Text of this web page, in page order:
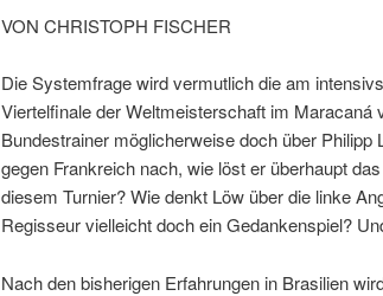
VON CHRISTOPH FISCHER
Die Systemfrage wird vermutlich die am
Viertelfinale der Weltmeisterschaft im Maracaná
Bundestrainer möglicherweise doch über
gegen Frankreich nach, wie löst er überhaupt
diesem Turnier? Wie denkt Löw über die linke
Regisseur vielleicht doch ein Gedankenspiel?
Nach den bisherigen Erfahrungen in Brasilien